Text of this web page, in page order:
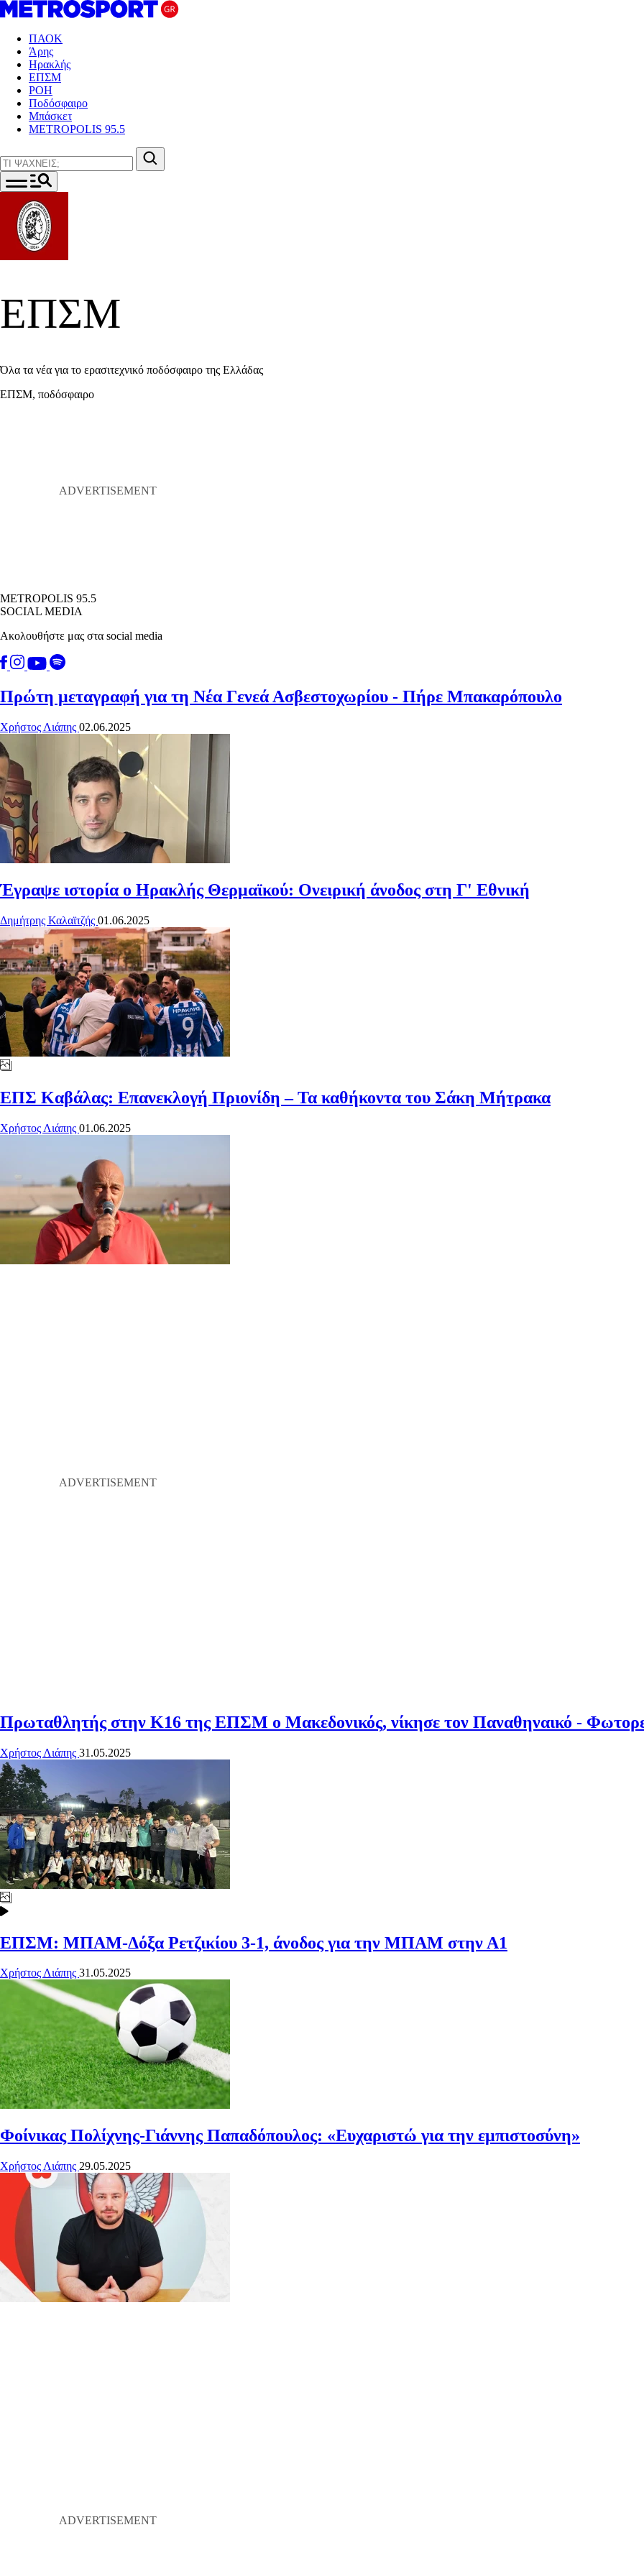
ΠΑΟΚ
Άρης
Ηρακλής
ΕΠΣΜ
ΡΟΗ
Ποδόσφαιρο
Μπάσκετ
METROPOLIS 95.5
ΕΠΣΜ
Όλα τα νέα για το ερασιτεχνικό ποδόσφαιρο της Ελλάδας
ΕΠΣΜ, ποδόσφαιρο
METROPOLIS 95.5
SOCIAL MEDIA
Ακολουθήστε μας στα social media
Πρώτη μεταγραφή για τη Νέα Γενεά Ασβεστοχωρίου - Πήρε Μπακαρόπουλο
Χρήστος Λιάπης 02.06.2025
Έγραψε ιστορία ο Ηρακλής Θερμαϊκού: Ονειρική άνοδος στη Γ' Εθνική
Δημήτρης Καλαϊτζής 01.06.2025
ΕΠΣ Καβάλας: Επανεκλογή Πριονίδη – Τα καθήκοντα του Σάκη Μήτρακα
Χρήστος Λιάπης 01.06.2025
Πρωταθλητής στην Κ16 της ΕΠΣΜ ο Μακεδονικός, νίκησε τον Παναθηναικό -
Χρήστος Λιάπης 31.05.2025
ΕΠΣΜ: ΜΠΑΜ-Δόξα Ρετζικίου 3-1, άνοδος για την ΜΠΑΜ στην Α1
Χρήστος Λιάπης 31.05.2025
Φοίνικας Πολίχνης-Γιάννης Παπαδόπουλος: «Ευχαριστώ για την εμπιστοσύνη»
Χρήστος Λιάπης 29.05.2025